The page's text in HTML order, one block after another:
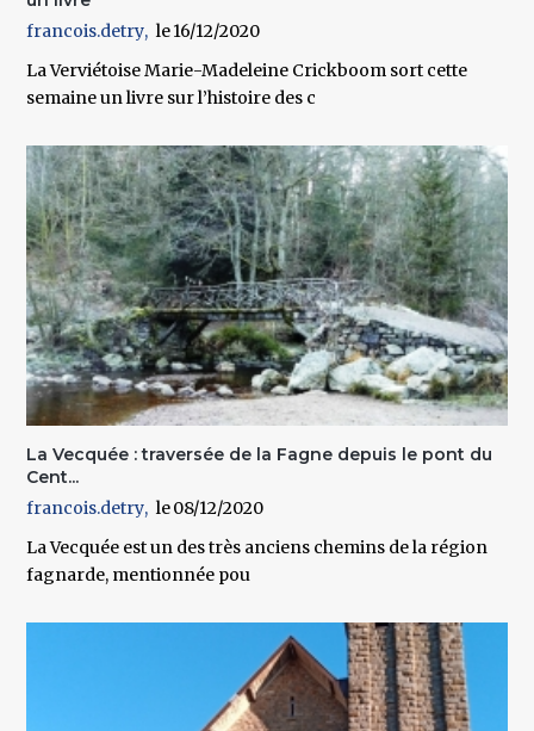
francois.detry
16/12/2020
La Verviétoise Marie-Madeleine Crickboom sort cette
semaine un livre sur l’histoire des c
La Vecquée : traversée de la Fagne depuis le pont du
Cent...
francois.detry
08/12/2020
La Vecquée est un des très anciens chemins de la région
fagnarde, mentionnée pou